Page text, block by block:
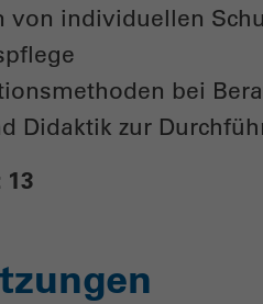
von individuellen
bei
Didaktik zur
13